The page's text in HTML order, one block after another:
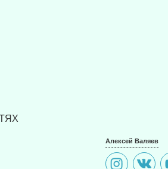
Алексей Валяев